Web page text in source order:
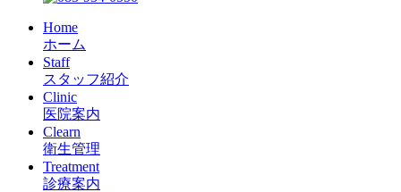
Home
ホーム
Staff
スタッフ紹介
Clinic
医院案内
Clearn
衛生管理
Treatment
診療案内